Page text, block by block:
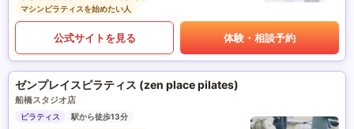
マシンピラティスを始めたい人
公式サイトを見る 体験・相談予約
ゼンプレイスピラティス (zen place pilates)
船橋スタジオ店
ピラティス
駅から徒歩13分